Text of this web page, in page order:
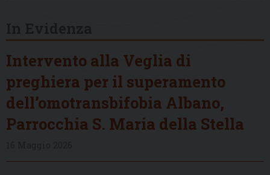
Intervento alla Veglia di
preghiera per il superamento
dell’omotransbifobia Albano,
Parrocchia S. Maria della Stella